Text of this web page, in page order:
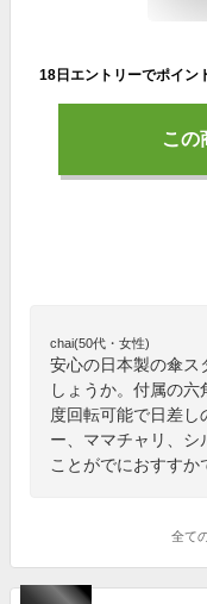
この
chai(50代・女性)
安心の日本製の傘ス
しょうか。付属の
度回転可能で日差し
ー、ママチャリ、シ
ことがでにおすすか
全て